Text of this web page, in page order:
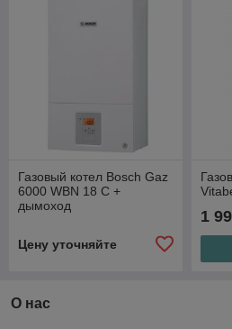
Газовый котел Bosch Gaz
6000 WBN 18 С +
дымоход
Цену уточняйте
1
О нас